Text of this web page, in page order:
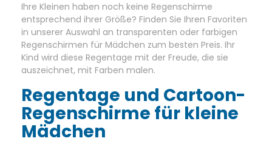
Ihre Kleinen haben noch keine Regenschirme
entsprechend ihrer Größe? Finden Sie Ihren Favoriten
in unserer Auswahl an transparenten oder farbigen
Regenschirmen für Mädchen zum besten Preis. Ihr
Kind wird diese Regentage mit der Freude, die sie
auszeichnet, mit Farben malen.
Regentage und Cartoon-
Regenschirme für kleine
Mädchen